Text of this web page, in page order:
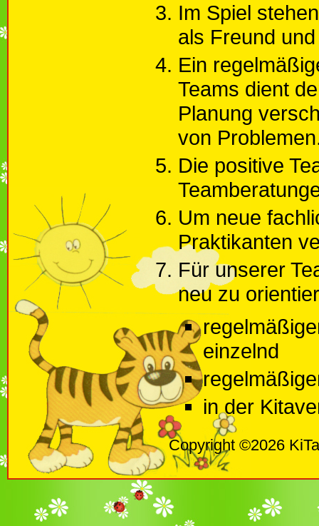
Im Spiel
als Freund
Ein
Teams dient
Planung
von
Die positive
Um neue
Praktikanten
Für unserer
neu zu
einzelnd
in der
Copyright ©2026